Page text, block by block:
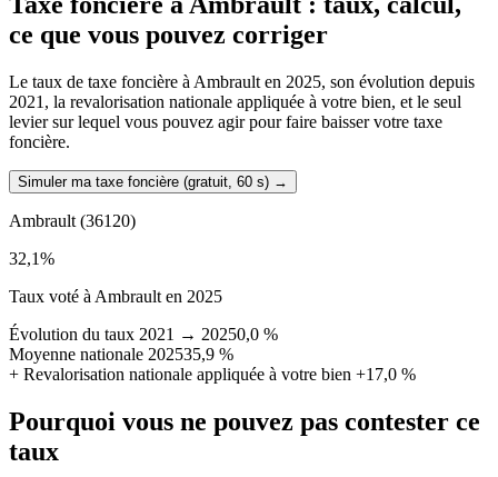
ce que vous pouvez corriger
Le taux de taxe foncière à Ambrault en 2025, son évolution depuis
2021, la revalorisation nationale appliquée à votre bien, et le seul
levier sur lequel vous pouvez agir pour faire baisser votre taxe
foncière.
Simuler ma taxe foncière (gratuit, 60 s) →
Ambrault (36120)
32,1%
Taux voté à Ambrault en 2025
Évolution du taux 2021 → 20250,0 %
Moyenne nationale 202535,9 %
+ Revalorisation nationale appliquée à votre bien +17,0 %
Pourquoi vous ne pouvez pas contester ce
taux